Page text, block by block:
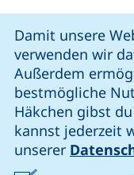
Damit unsere
verwenden wir
Außerdem
bestmögliche
Häkchen gibst
kannst jederzeit
unserer
unsere Facebook-
unsere
Cookie-
Impressum